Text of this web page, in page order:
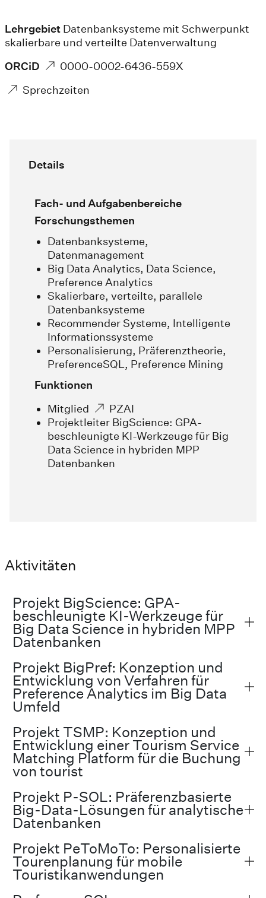
Lehrgebiet Datenbanksysteme mit Schwerpunkt
skalierbare und verteilte Datenverwaltung
ORCiD
0000-0002-6436-559X
Sprechzeiten
Details
Fach- und Aufgabenbereiche
Forschungsthemen
Datenbanksysteme,
Datenmanagement
Big Data Analytics, Data Science,
Preference Analytics
Skalierbare, verteilte, parallele
Datenbanksysteme
Recommender Systeme, Intelligente
Informationssysteme
Personalisierung, Präferenztheorie,
PreferenceSQL, Preference Mining
Funktionen
Mitglied
PZAI
Projektleiter BigScience: GPA-
beschleunigte KI-Werkzeuge für Big
Data Science in hybriden MPP
Datenbanken
Aktivitäten
Projekt BigScience: GPA-
beschleunigte KI-Werkzeuge für
Big Data Science in hybriden MPP
Datenbanken
Projekt BigPref: Konzeption und
Entwicklung von Verfahren für
Preference Analytics im Big Data
Umfeld
Projekt TSMP: Konzeption und
Entwicklung einer Tourism Service
Matching Platform für die Buchung
von tourist
Projekt P-SOL: Präferenzbasierte
Big-Data-Lösungen für analytische
Datenbanken
Projekt PeToMoTo: Personalisierte
Tourenplanung für mobile
Touristikanwendungen